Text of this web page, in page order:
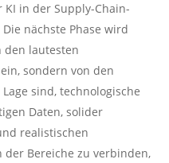
in der Supply-Chain-
nächste Phase wird
den lautesten
sondern von den
sind, technologische
Daten, solider
realistischen
Bereiche zu verbinden,